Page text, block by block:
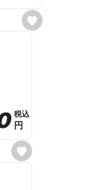
s
e
s
e
税込
税込
円
円